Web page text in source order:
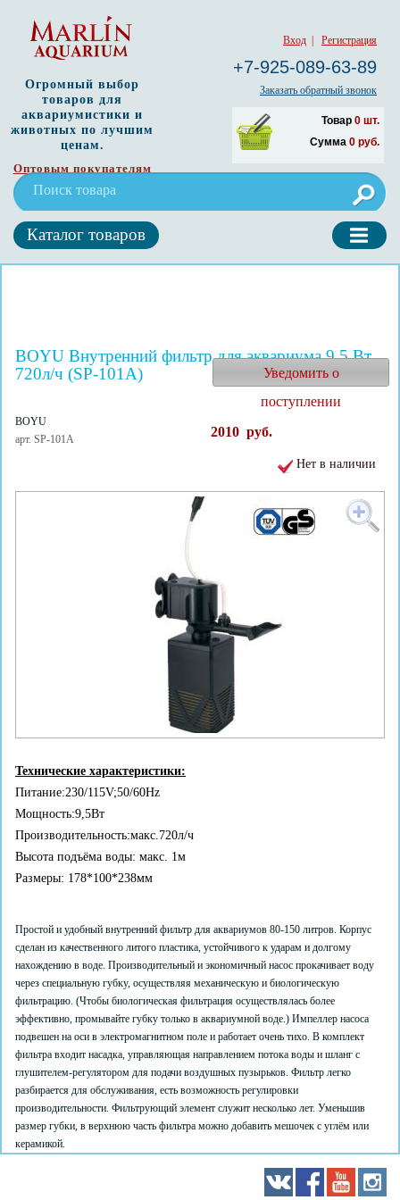
Вход Регистрация
+7-925-089-63-89
Заказать обратный звонок
Товар 0 шт.
Сумма 0 руб.
Огромный выбор
товаров для
аквариумистики и
животных по лучшим
ценам.
Оптовым покупателям
Каталог товаров
BOYU Внутренний фильтр для аквариума 9,5 Вт,
720л/ч (SP-101A)
BOYU
арт. SP-101A
Уведомить о
поступлении
2010 руб.
Нет в наличии
Технические характеристики:
Питание:230/115V;50/60Hz
Мощность:9,5Вт
Производительность:макс.720л/ч
Высота подъёма воды: макс. 1м
Размеры: 178*100*238мм
Простой и удобный внутренний фильтр для аквариумов 80-150 литров. Корпус
сделан из качественного литого пластика, устойчивого к ударам и долгому
нахождению в воде. Производительный и экономичный насос прокачивает воду
через специальную губку, осуществляя механическую и биологическую
фильтрацию. (Чтобы биологическая фильтрация осуществлялась более
эффективно, промывайте губку только в аквариумной воде.) Импеллер насоса
подвешен на оси в электромагнитном поле и работает очень тихо. В комплект
фильтра входит насадка, управляющая направлением потока воды и шланг с
глушителем-регулятором для подачи воздушных пузырьков. Фильтр легко
разбирается для обслуживания, есть возможность регулировки
производительности. Фильтрующий элемент служит несколько лет. Уменьшив
размер губки, в верхнюю часть фильтра можно добавить мешочек с углём или
керамикой.